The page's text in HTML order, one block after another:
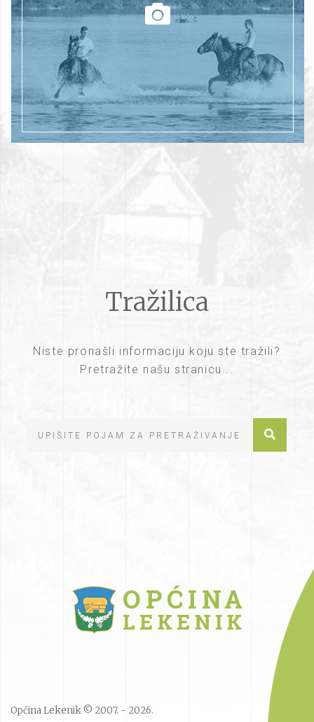
Tražilica
Niste pronašli informaciju koju ste tražili?
Pretražite našu stranicu...
Općina Lekenik © 2007. - 2026.